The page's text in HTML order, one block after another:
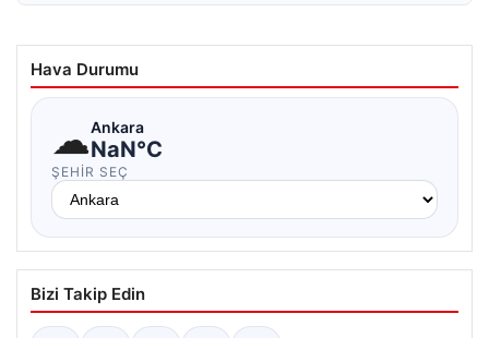
Hava Durumu
☁Ankara
NaN°C
ŞEHIR SEÇ
Bizi Takip Edin